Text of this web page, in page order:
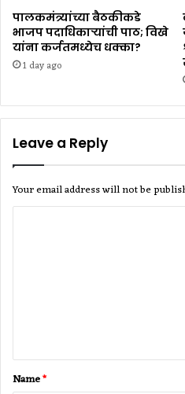
पालकमंत्र्यांच्या बैठकीकडे
भाजप पदाधिकाऱ्यांची पाठ; विखे
यांना कर्जतमध्येच धक्का?
1 day ago
Leave a Reply
Your email address will not be
t
*
Name*